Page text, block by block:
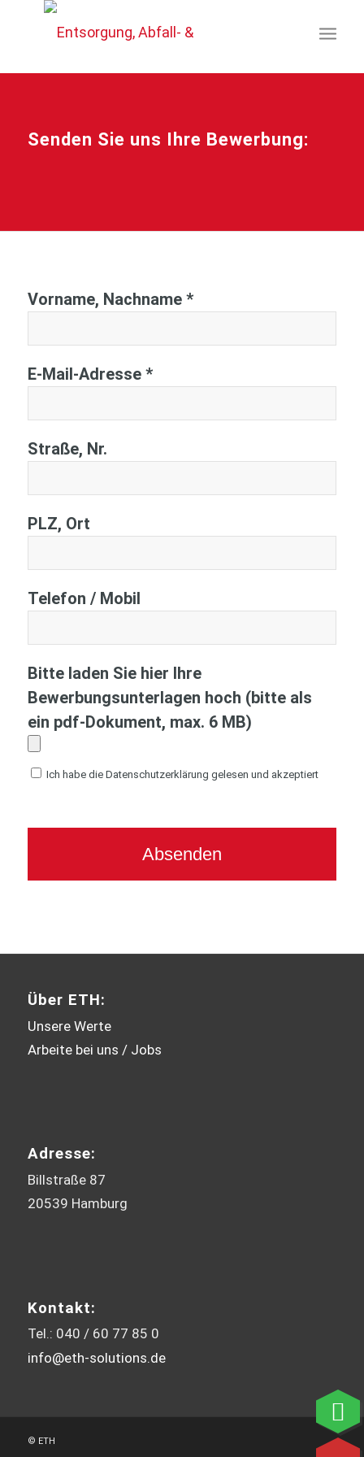
Senden Sie uns Ihre Bewerbung:
Vorname, Nachname *
E-Mail-Adresse *
Straße, Nr.
PLZ, Ort
Telefon / Mobil
Bitte laden Sie hier Ihre
Bewerbungsunterlagen hoch (bitte als
ein pdf-Dokument, max. 6 MB)
Ich habe die Datenschutzerklärung gelesen und akzeptiert
Über ETH:
Unsere Werte
Arbeite bei uns / Jobs
Adresse:
Billstraße 87
20539 Hamburg
Kontakt:
Tel.: 040 / 60 77 85 0
info@eth-solutions.de
© ETH